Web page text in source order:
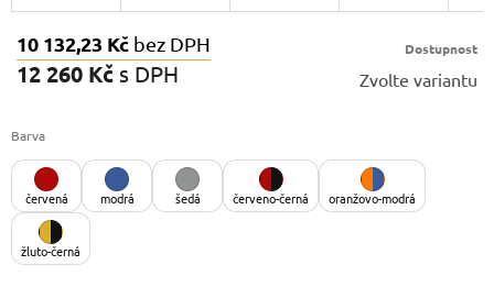
10 132,23 Kč bez DPH
12 260 Kč s DPH
Dostupnost
Zvolte variantu
Barva
červená modrá šedá červeno-černá oranžovo-modrá
žluto-černá